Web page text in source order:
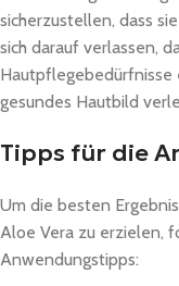
sicherzustellen, dass
sich darauf verlassen,
gesundes Hautbild
Tipps für die
Um die besten
Aloe Vera zu erzielen,
Anwendungstipps: